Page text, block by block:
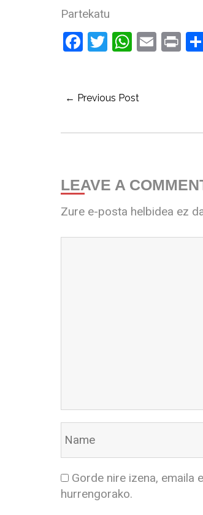
Partekatu
Facebook
TwitterEmail
← Previous Post
LEAVE A
Zure e-posta helbidea ez
Gorde nire izena, emaila
hurrengorako.